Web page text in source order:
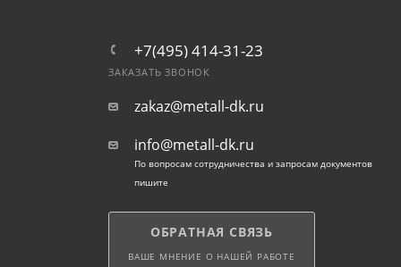
+7(495) 414-31-23
ЗАКАЗАТЬ ЗВОНОК
zakaz@metall-dk.ru
info@metall-dk.ru
По вопросам сотрудничества и запросам документов
пишите
ОБРАТНАЯ СВЯЗЬ
ВАШЕ МНЕНИЕ О НАШЕЙ РАБОТЕ